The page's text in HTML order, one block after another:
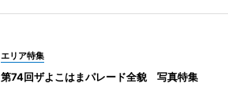
エリア特集
第74回ザよこはまパレード全貌 写真特集